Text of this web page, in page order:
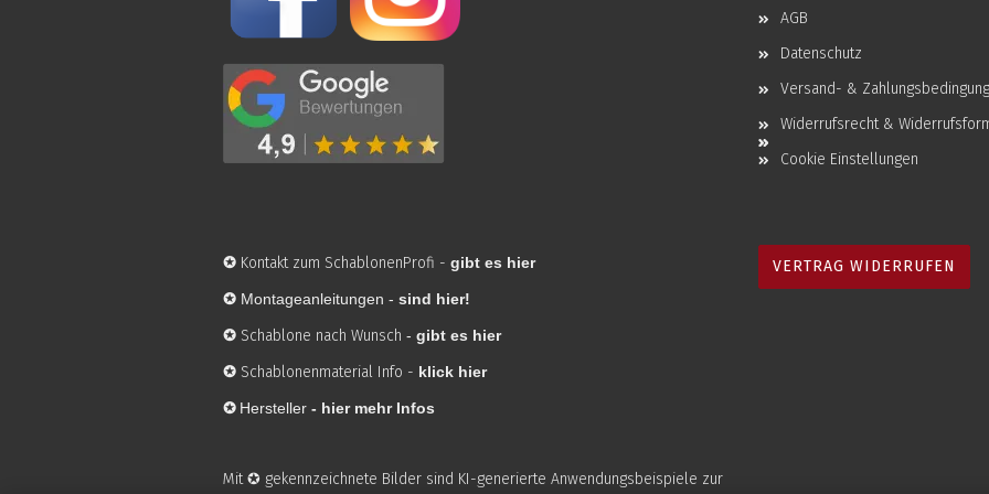
AGB
Datenschutz
Versand- &
Widerrufsrecht &
Cookie Einstellungen
✪ Kontakt zum SchablonenProfi - gibt es hier
✪ Montageanleitungen - sind hier!
✪ Schablone nach Wunsch - gibt es hier
✪ Schablonenmaterial Info - klick hier
✪ Hersteller - hier mehr Infos
Mit ✪ gekennzeichnete Bilder sind KI-generierte Anwendungsbeispiele zur
VERTRAG WIDERRUFEN